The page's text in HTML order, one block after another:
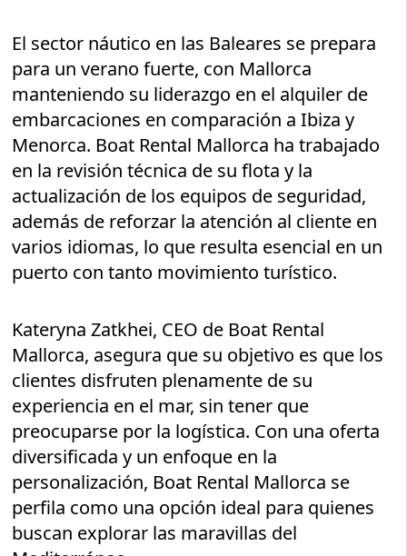
El sector náutico en las Baleares se prepara
para un verano fuerte, con Mallorca
manteniendo su liderazgo en el alquiler de
embarcaciones en comparación a Ibiza y
Menorca. Boat Rental Mallorca ha trabajado
en la revisión técnica de su flota y la
actualización de los equipos de seguridad,
además de reforzar la atención al cliente en
varios idiomas, lo que resulta esencial en un
puerto con tanto movimiento turístico.
Kateryna Zatkhei, CEO de Boat Rental
Mallorca, asegura que su objetivo es que los
clientes disfruten plenamente de su
experiencia en el mar, sin tener que
preocuparse por la logística. Con una oferta
diversificada y un enfoque en la
personalización, Boat Rental Mallorca se
perfila como una opción ideal para quienes
buscan explorar las maravillas del